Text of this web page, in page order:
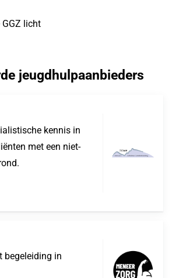
licht
jeugdhulpaanbieders
kennis in
met een niet-
begeleiding in